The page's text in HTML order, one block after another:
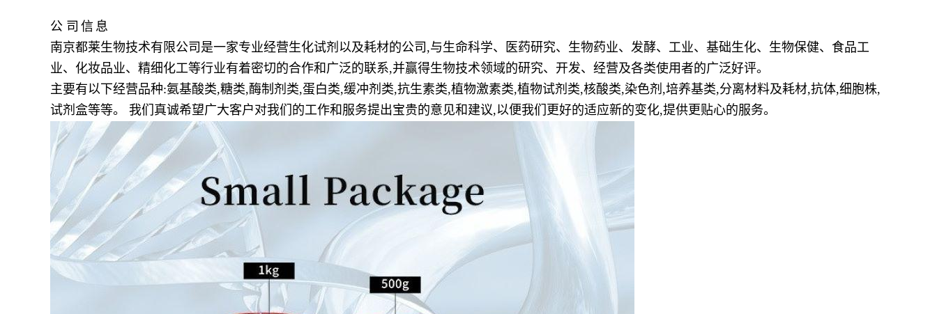
公 司 信 息
南京都莱生物技术有限公司是一家专业经营生化试剂以及耗材的公司,与生命科学、医药研究、生物药业、发酵、工业、基础生化、生物保健、食品工
业、化妆品业、精细化工等行业有着密切的合作和广泛的联系,并赢得生物技术领域的研究、开发、经营及各类使用者的广泛好评。
主要有以下经营品种:氨基酸类,糖类,酶制剂类,蛋白类,缓冲剂类,抗生素类,植物激素类,植物试剂类,核酸类,染色剂,培养基类,分离材料及耗材,抗体,细胞株,
试剂盒等等。 我们真诚希望广大客户对我们的工作和服务提出宝贵的意见和建议,以便我们更好的适应新的变化,提供更贴心的服务。